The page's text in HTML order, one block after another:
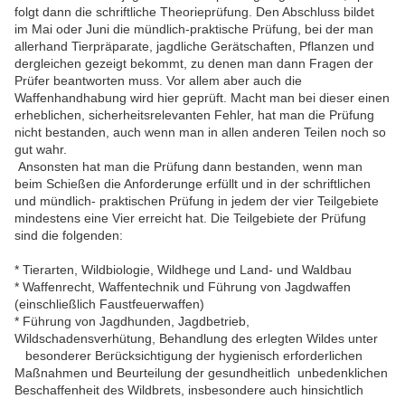
folgt dann die schriftliche Theorieprüfung. Den Abschluss bildet
im Mai oder Juni die mündlich-praktische Prüfung, bei der man
allerhand Tierpräparate, jagdliche Gerätschaften, Pflanzen und
dergleichen gezeigt bekommt, zu denen man dann Fragen der
Prüfer beantworten muss. Vor allem aber auch die
Waffenhandhabung wird hier geprüft. Macht man bei dieser einen
erheblichen, sicherheitsrelevanten Fehler, hat man die Prüfung
nicht bestanden, auch wenn man in allen anderen Teilen noch so
gut wahr.
Ansonsten hat man die Prüfung dann bestanden, wenn man
beim Schießen die Anforderunge erfüllt und in der schriftlichen
und mündlich- praktischen Prüfung in jedem der vier Teilgebiete
mindestens eine Vier erreicht hat. Die Teilgebiete der Prüfung
sind die folgenden:
* Tierarten, Wildbiologie, Wildhege und Land- und Waldbau
* Waffenrecht, Waffentechnik und Führung von Jagdwaffen
(einschließlich Faustfeuerwaffen)
* Führung von Jagdhunden, Jagdbetrieb,
Wildschadensverhütung, Behandlung des erlegten Wildes unter
besonderer Berücksichtigung der hygienisch erforderlichen
Maßnahmen und Beurteilung der gesundheitlich unbedenklichen
Beschaffenheit des Wildbrets, insbesondere auch hinsichtlich